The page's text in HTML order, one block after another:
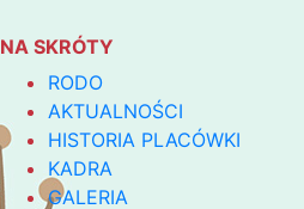
NA SKRÓTY
RODO
AKTUALNOŚCI
HISTORIA PLACÓWKI
KADRA
GALERIA